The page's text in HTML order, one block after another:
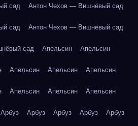
сад Антон Чехов — Вишнёвый сад
сад Антон Чехов — Вишнёвый сад
сад Апельсин Апельсин
Апельсин Апельсин Апельсин
Апельсин Апельсин Апельсин
Арбуз Арбуз Арбуз Арбуз Арбуз